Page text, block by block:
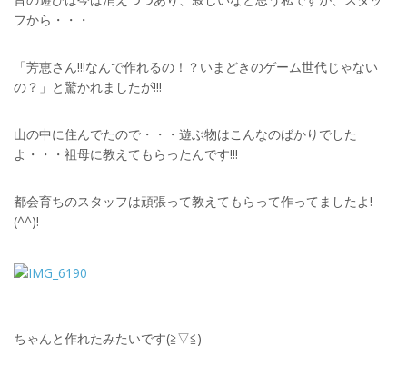
フから・・・
「芳恵さん!!!なんで作れるの！？いまどきのゲーム世代じゃない
の？」と驚かれましたが!!!
山の中に住んでたので・・・遊ぶ物はこんなのばかりでした
よ・・・祖母に教えてもらったんです!!!
都会育ちのスタッフは頑張って教えてもらって作ってましたよ!
(^^)!
ちゃんと作れたみたいです(≧▽≦)